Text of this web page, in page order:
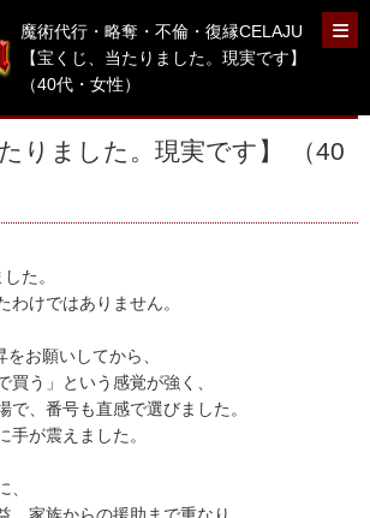
魔術代行・略奪・不倫・復縁CELAJU
【宝くじ、当たりました。現実です】
（40代・女性）
りました。現実です】 （40
た。
わけではありません。
お願いしてから、
買う」という感覚が強く、
で、番号も直感で選びました。
手が震えました。
、
、家族からの援助まで重なり、